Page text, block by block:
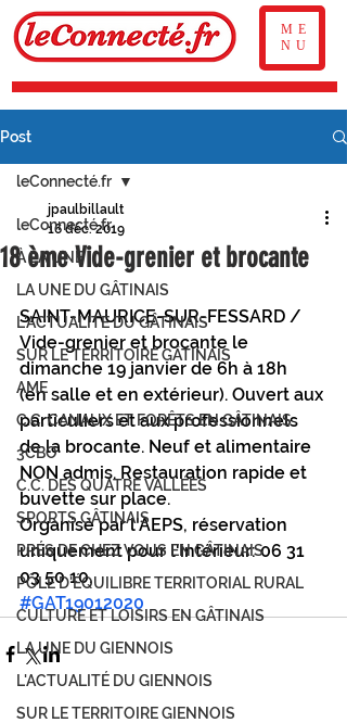
ME
NU
Post
leConnecté.fr
À LA UNE
LA UNE DU GÂTINAIS
L'ACTUALITÉ DU GÂTINAIS
SUR LE TERRITOIRE GÂTINAIS
AME
C.C. CANAUX ET FORÊTS EN GÂTINAIS
3CBO
C.C. DES QUATRE VALLÉES
SPORTS GÂTINAIS
PRÉS DE CHEZ VOUS EN GÂTINAIS
PÔLE D'ÉQUILIBRE TERRITORIAL RURAL
CULTURE ET LOISIRS EN GÂTINAIS
LA UNE DU GIENNOIS
L'ACTUALITÉ DU GIENNOIS
SUR LE TERRITOIRE GIENNOIS
leConnecté.fr
18 ème Vide-grenier et brocante
jpaulbillault
16 déc. 2019
SAINT-MAURICE-SUR-FESSARD /
Vide-grenier et brocante le
dimanche 19 janvier de 6h à 18h
(en salle et en extérieur). Ouvert aux
particuliers et aux professionnels
de la brocante. Neuf et alimentaire
NON admis. Restauration rapide et
buvette sur place.
Organisé par l'AEPS, réservation
uniquement pour l'intérieur: 06 31
03 50 10.
#GAT19012020